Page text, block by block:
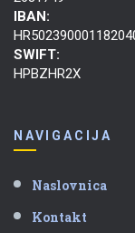
IBAN:
SWIFT:
HPBZHR2X
NAVIGACIJA
Naslovnica
Kontakt